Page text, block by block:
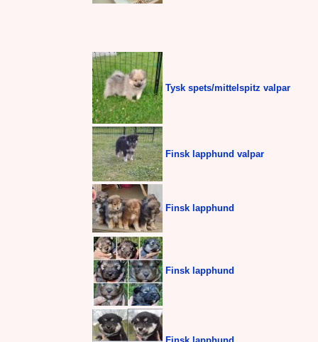
Tysk spets/mittelspitz valpar
Finsk lapphund valpar
Finsk lapphund
Finsk lapphund